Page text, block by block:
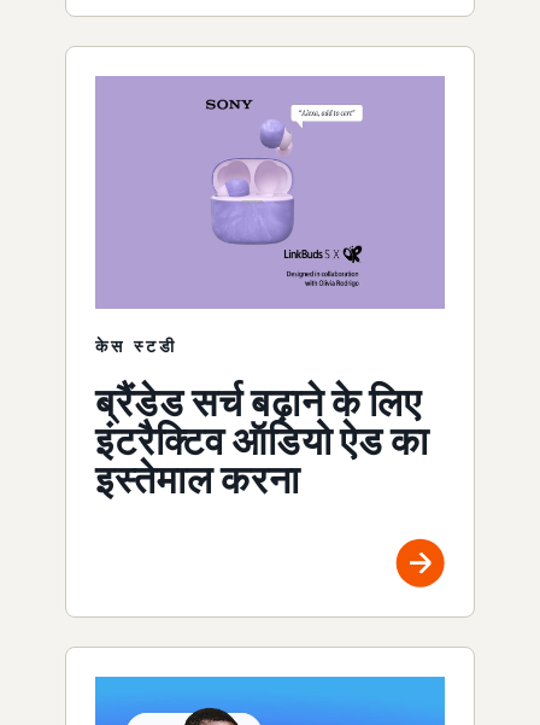
केस स्टडी
ब्रैंडेड सर्च बढ़ाने के लिए
इंटरैक्टिव ऑडियो ऐड का
इस्तेमाल करना